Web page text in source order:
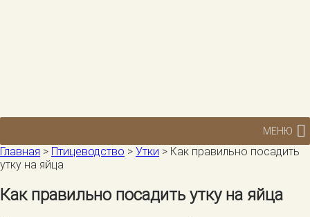
МЕНЮ
Главная > Птицеводство > Утки > Как правильно посадить
утку на яйца
Как правильно посадить утку на яйца